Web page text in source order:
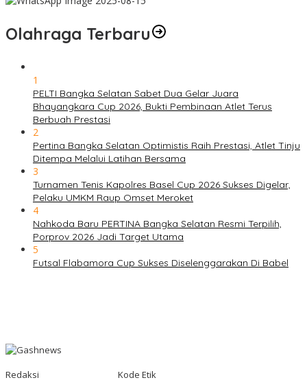
Olahraga Terbaru
1
PELTI Bangka Selatan Sabet Dua Gelar Juara
Bhayangkara Cup 2026, Bukti Pembinaan Atlet Terus
Berbuah Prestasi
2
Pertina Bangka Selatan Optimistis Raih Prestasi, Atlet Tinju
Ditempa Melalui Latihan Bersama
3
Turnamen Tenis Kapolres Basel Cup 2026 Sukses Digelar,
Pelaku UMKM Raup Omset Meroket
4
Nahkoda Baru PERTINA Bangka Selatan Resmi Terpilih,
Porprov 2026 Jadi Target Utama
5
Futsal Flabamora Cup Sukses Diselenggarakan Di Babel
Redaksi
Kode Etik